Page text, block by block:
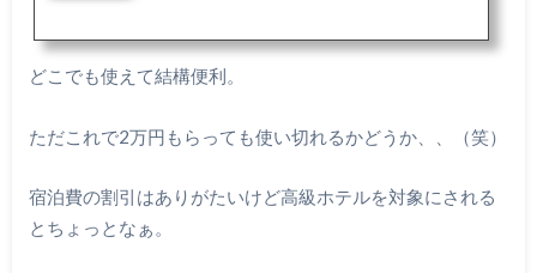
どこでも使えて結構便利。
ただこれで2万円もらっても使い切れるかどうか、、（笑）
宿泊費の割引はありがたいけど高級ホテルを対象にされる
とちょっとなぁ。